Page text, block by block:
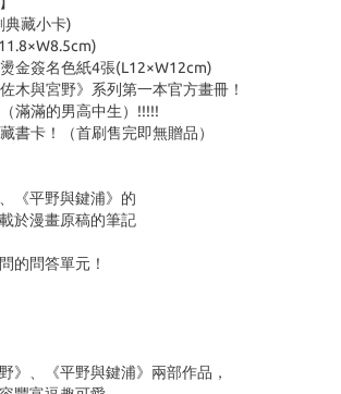
藏小卡)
金簽名色紙4張(L12×W12cm)
木與宮野》系列第一本官方畫冊！
滿滿的男高中生）!!!!!
書卡！（首刷售完即無贈品）
《平野與鍵浦》的
於漫畫原稿的筆記
的問答單元！
》、《平野與鍵浦》兩部作品，